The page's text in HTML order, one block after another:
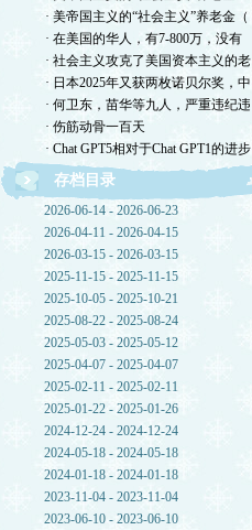
· 美帝国主义的“社会主义”养老金（
· 在美国的华人，有7-800万，没有
· 社会主义攻克了美国资本主义的老
· 日本2025年又获两枚诺贝尔奖，中
· 何卫东，苗华等九人，严重违纪违
· 伤筋动骨一百天
· Chat GPT5相对于Chat GPT1的进步
存档目录
2026-06-14 - 2026-06-23
2026-04-11 - 2026-04-15
2026-03-15 - 2026-03-15
2025-11-15 - 2025-11-15
2025-10-05 - 2025-10-21
2025-08-22 - 2025-08-24
2025-05-03 - 2025-05-12
2025-04-07 - 2025-04-07
2025-02-11 - 2025-02-11
2025-01-22 - 2025-01-26
2024-12-24 - 2024-12-24
2024-05-18 - 2024-05-18
2024-01-18 - 2024-01-18
2023-11-04 - 2023-11-04
2023-06-10 - 2023-06-10